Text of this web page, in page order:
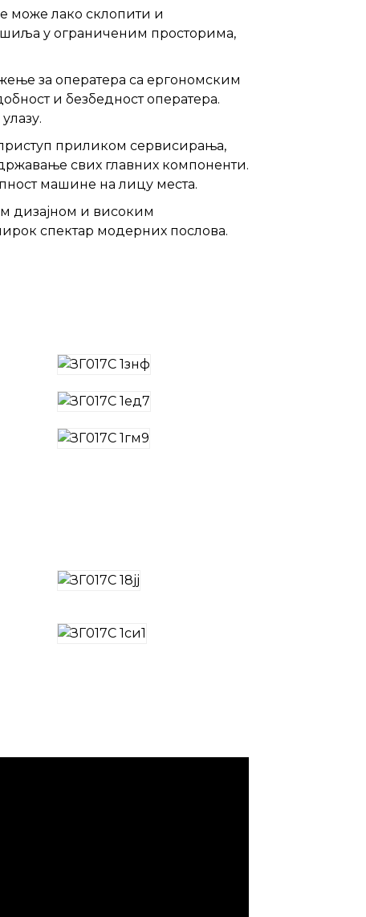
може лако склопити и
у ограниченим просторима,
за оператера са ергономским
и безбедност оператера.
приликом сервисирања,
свих главних компоненти.
машине на лицу места.
дизајном и високим
спектар модерних послова.